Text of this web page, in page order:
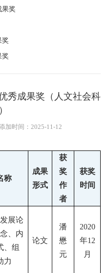
果奖
奖
奖
秀成果奖（人文社会科
加时间：2025-11-12
称
成果
形式
获
奖
作
者
获奖
时间
展论
、内
、组
力
论文
潘
懋
元
2020
年12
月